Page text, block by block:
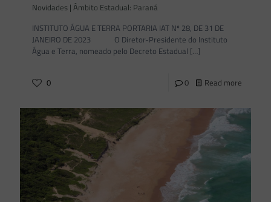
Novidades | Âmbito Estadual: Paraná
INSTITUTO ÁGUA E TERRA PORTARIA IAT Nº 28, DE 31 DE
JANEIRO DE 2023 O Diretor-Presidente do Instituto
Água e Terra, nomeado pelo Decreto Estadual […]
0 0 Read more